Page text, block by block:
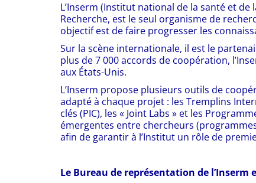
L’Inserm (Institut national de la santé et
Recherche, est le seul organisme de
objectif est de faire progresser les
Sur la scène internationale, il est le
plus de 7 000 accords de coopération,
aux États-Unis.
L’Inserm propose plusieurs outils de
adapté à chaque projet : les Tremplins
clés (PIC), les « Joint Labs » et les
émergentes entre chercheurs
afin de garantir à l’Institut un rôle de
Le Bureau de représentation de l’Inserm